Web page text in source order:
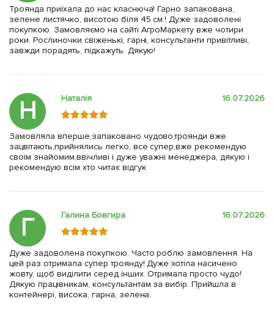
Троянда приїхала до нас класнюча! Гарно запакована,
зелене листячко, висотою біля 45 см.! Дуже задоволені
покупкою. Замовляємо на сайті АгроМаркету вже чотири
роки. Рослиночки свіженькі, гарні, консультанти привітливі,
завжди порадять, підкажуть. Дякую!
Н Наталія 16.07.2026
Замовляла вперше,запаковано чудово,троянди вже
зацвітають,прийнялись легко, все супер,вже рекомендую
своїм знайомим,ввічливі і дуже уважні менеджера, дякую і
рекомендую всім хто читає відгук
Г Галина Бовгира 16.07.2026
Дуже задоволена покупкою. Часто роблю замовлення. На
цей раз отримала супер троянду! Дуже хотіла насичено
жовту, щоб виділити серед інших. Отримала просто чудо!
Дякую працівникам, консультантам за вибір. Прийшла в
контейнері, висока, гарна, зелена.